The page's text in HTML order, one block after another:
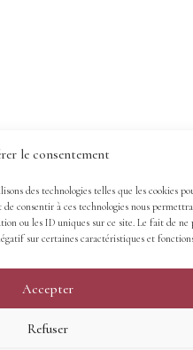
le consentement
des technologies telles que les cookies
consentir à ces technologies nous
ou les ID uniques sur ce site. Le fait de ne
sur certaines caractéristiques et
Accepter
Refuser